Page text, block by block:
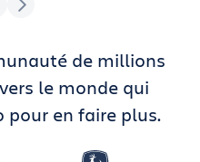
de millions
le monde qui
pour en faire plus.